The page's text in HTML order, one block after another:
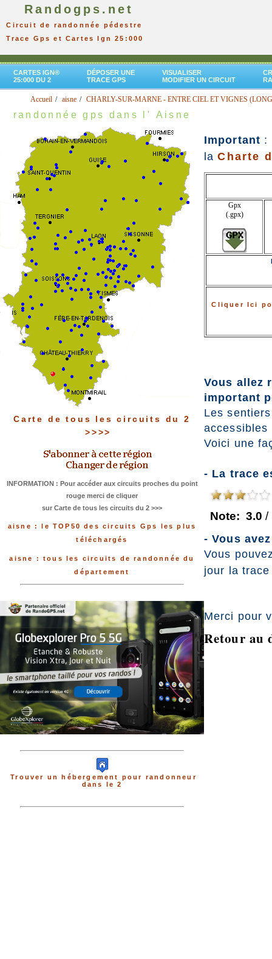
Randogps.net
Circuit de randonnée pédestre
Trace Gps et Cartes Ign 25:000
CARTES IGN®
25:000 DU 2
DÉPOSER UNE
TRACE GPS
VISUALISER
MODIFIER UN CIRCUIT
Accueil aisne CHARLY-SUR-MARNE - ENTRE CIEL ET VIGNES
randonnée gps dans l' Aisne
Carte de tous les circuits du 2
>>>>
INFORMATION : Pour accéder aux circuits proches du point
rouge merci de cliquer
sur Carte de tous les circuits du 2 >>>
aisne : le TOP50 des circuits Gps les plus
téléchargés
aisne : tous les circuits de randonnée du
département
Trouver un hébergement pour randonneur
dans le 2
Important :
laCharte
Gpx
(.gpx)
Cliquer Ici
Vous allez
important
Les
accessibles
Voici une
- La trace
Note: 3.0 /
- Vous
Vous
jour la
Merci pour
Retour au